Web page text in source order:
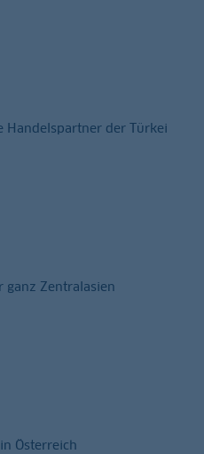
Handelspartner der Türkei
ganz Zentralasien
Österreich